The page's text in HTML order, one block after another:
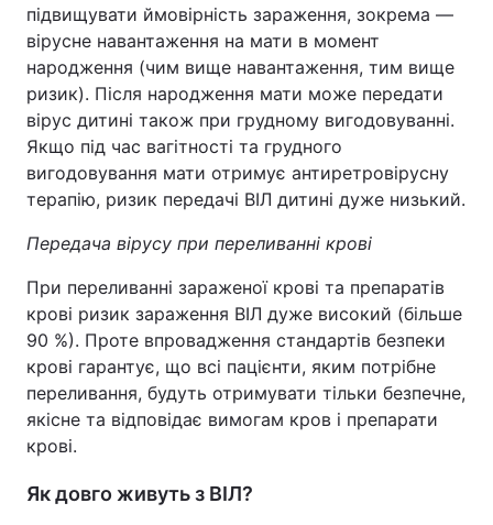
підвищувати ймовірність зараження, зокрема —
вірусне навантаження на мати в момент
народження (чим вище навантаження, тим вище
ризик). Після народження мати може передати
вірус дитині також при грудному вигодовуванні.
Якщо під час вагітності та грудного
вигодовування мати отримує антиретровірусну
терапію, ризик передачі ВІЛ дитині дуже низький.
Передача вірусу при переливанні крові
При переливанні зараженої крові та препаратів
крові ризик зараження ВІЛ дуже високий (більше
90 %). Проте впровадження стандартів безпеки
крові гарантує, що всі пацієнти, яким потрібне
переливання, будуть отримувати тільки безпечне,
якісне та відповідає вимогам кров і препарати
крові.
Як довго живуть з ВІЛ?